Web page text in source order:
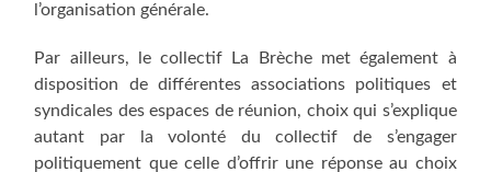
l’organisation générale.
Par ailleurs, le collectif La Brèche met également à
disposition de différentes associations politiques et
syndicales des espaces de réunion, choix qui s’explique
autant par la volonté du collectif de s’engager
politiquement que celle d’offrir une réponse au choix